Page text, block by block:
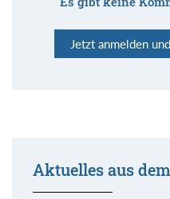
Jetzt anmelden
Aktuelles aus